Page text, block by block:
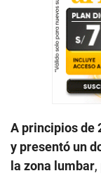
A principios de
y presentó un
la zona lumbar